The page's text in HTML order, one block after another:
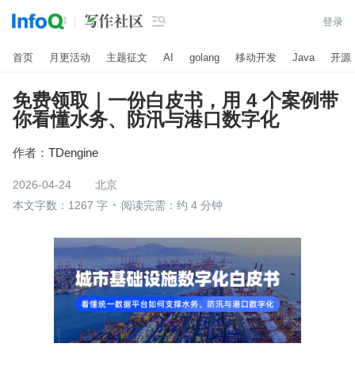
 登录
首页 月更活动 主题征文 AI golang 移动开发 Java 开源
免费领取｜一份白皮书，用 4 个案例带
你看懂水务、防汛与港口数字化
作者： TDengine
2026-04-24
北京
本文字数：1267 字
阅读完需：约 4 分钟